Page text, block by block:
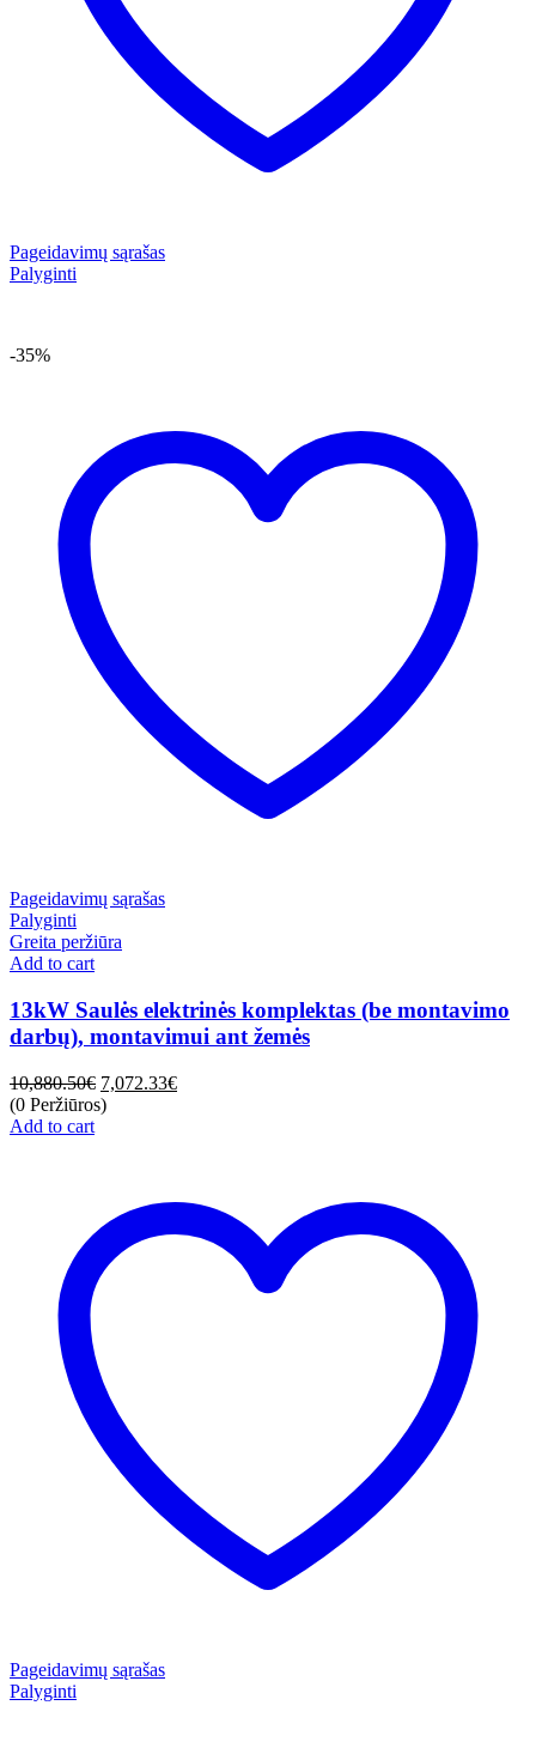
Pageidavimų sąrašas
Palyginti
-35%
Pageidavimų sąrašas
Palyginti
Greita peržiūra
Add to cart
13kW Saulės elektrinės komplektas (be montavimo
darbų), montavimui ant žemės
10,880.50€ 7,072.33€
(0 Peržiūros)
Add to cart
Pageidavimų sąrašas
Palyginti